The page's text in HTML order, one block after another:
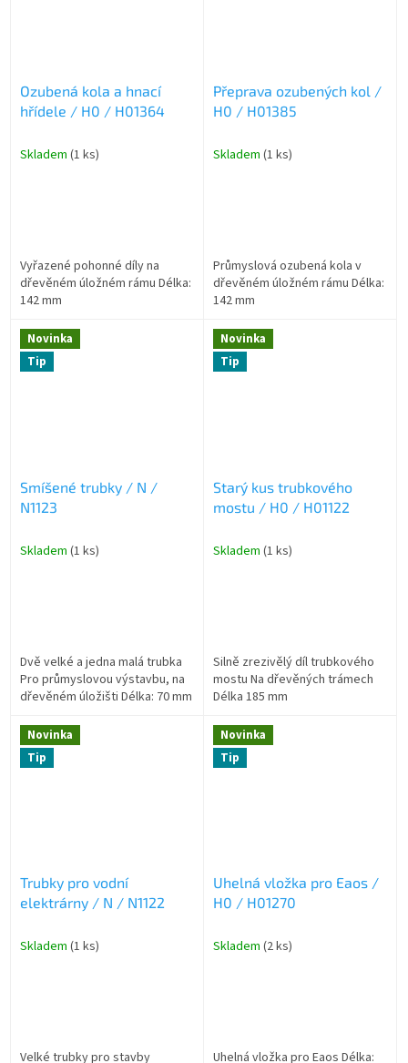
Ozubená kola a hnací
hřídele / H0 / H01364
Skladem (1 ks)
Vyřazené pohonné díly na
dřevěném úložném rámu Délka:
142 mm
Přeprava ozubených kol /
H0 / H01385
Skladem (1 ks)
Průmyslová ozubená kola v
dřevěném úložném rámu Délka:
142 mm
Novinka
Tip
Smíšené trubky / N /
N1123
Skladem (1 ks)
Dvě velké a jedna malá trubka
Pro průmyslovou výstavbu, na
dřevěném úložišti Délka: 70 mm
Novinka
Tip
Starý kus trubkového
mostu / H0 / H01122
Skladem (1 ks)
Silně zrezivělý díl trubkového
mostu Na dřevěných trámech
Délka 185 mm
Novinka
Tip
Trubky pro vodní
elektrárny / N / N1122
Skladem (1 ks)
Velké trubky pro stavby
Novinka
Tip
Uhelná vložka pro Eaos /
H0 / H01270
Skladem (2 ks)
Uhelná vložka pro Eaos Délka: